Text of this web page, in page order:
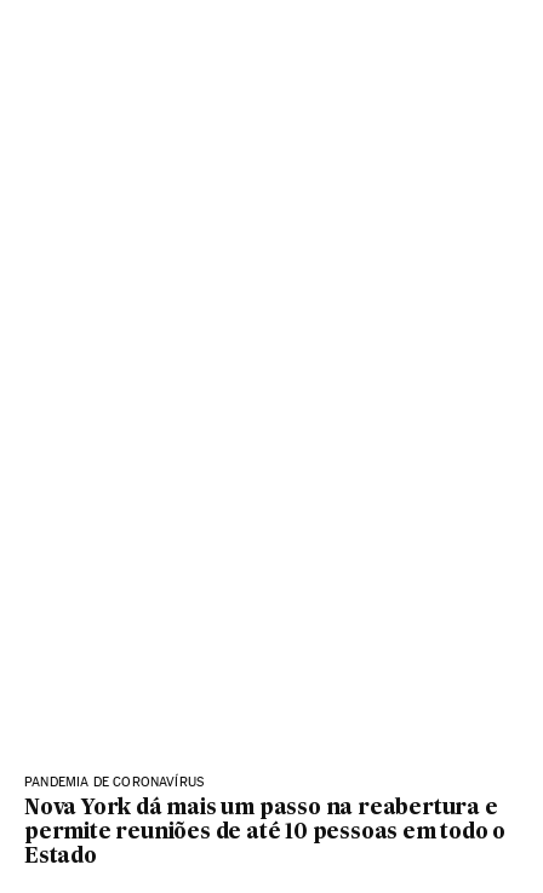
PANDEMIA DE CORONAVÍRUS
Nova York dá mais um passo na reabertura e
permite reuniões de até 10 pessoas em todo o
Estado